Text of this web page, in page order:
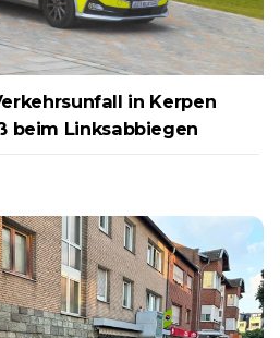
in Kerpen
beim Linksabbiegen